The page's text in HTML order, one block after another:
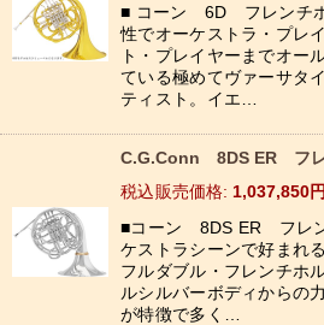
絞り込む
■ コーン 6D フレンチ
性でオーケストラ・プレ
ト・プレイヤーまでオー
ている極めてヴァーサタ
ティスト。イエ…
C.G.Conn 8DS ER フレ
税込
: 1,037,850円
■コーン 8DS ER フレ
ケストラシーンで好まれ
フルダブル・フレンチホ
ルシルバーボディからの
が特徴で多く…